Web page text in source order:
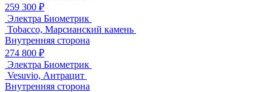
259 300 ₽
Электра Биометрик
Tobacco, Марсианский камень
Внутренняя сторона
274 800 ₽
Электра Биометрик
Vesuvio, Антрацит
Внутренняя сторона